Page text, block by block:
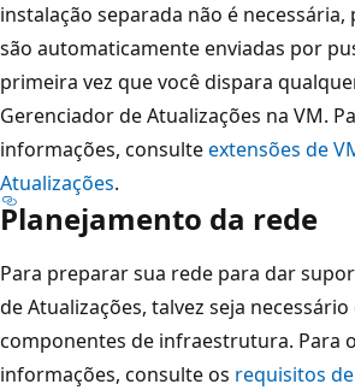
instalação separada não é necessária,
são automaticamente enviadas por
primeira vez que você dispara
Gerenciador de Atualizações na VM.
informações, consulteextensões de
Atualizações.
Planejamento da rede
Para preparar sua rede para dar
de Atualizações, talvez seja
componentes de infraestrutura. Para
informações, consulte os requisitos